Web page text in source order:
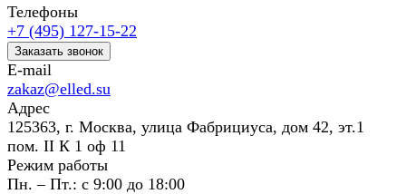
Телефоны
+7 (495) 127-15-22
Заказать звонок
E-mail
zakaz@elled.su
Адрес
125363, г. Москва, улица Фабрициуса, дом 42, эт.1
пом. II К 1 оф 11
Режим работы
Пн. – Пт.: с 9:00 до 18:00